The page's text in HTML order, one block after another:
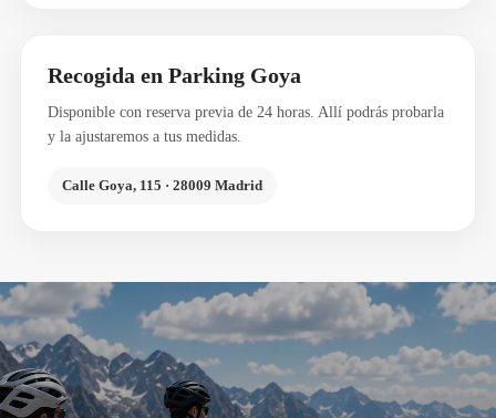
Recogida en Parking Goya
Disponible con reserva previa de 24 horas. Allí podrás probarla
y la ajustaremos a tus medidas.
Calle Goya, 115 · 28009 Madrid